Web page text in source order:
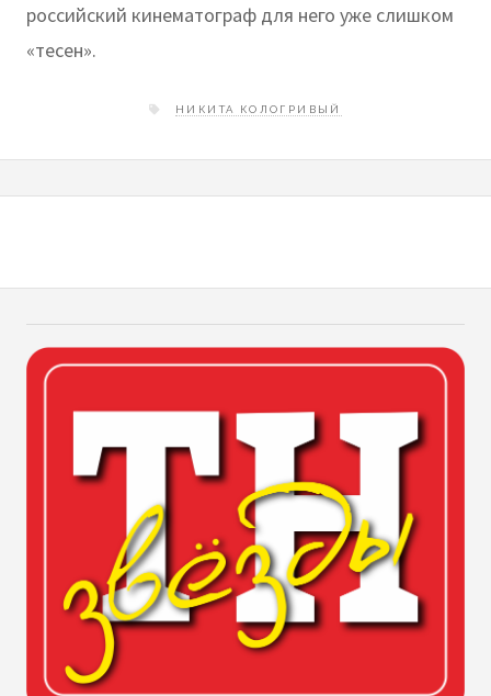
российский кинематограф для него уже слишком
«тесен».
НИКИТА КОЛОГРИВЫЙ